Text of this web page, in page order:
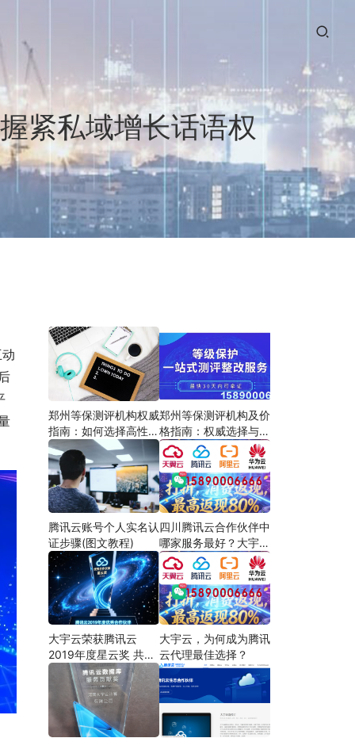
紧私域增长话语权
郑州等保测评机构权威
指南：如何选择高性价
比服务商
郑州等保测评机构及价
格指南：权威选择与费
用解析
腾讯云账号个人实名认
证步骤(图文教程)
四川腾讯云合作伙伴中
哪家服务最好？大宇云
以“懂产品、会定制、
能兜底”三大能力领跑
大宇云荣获腾讯云
2019年度星云奖 共筑
云生态新篇章
大宇云，为何成为腾讯
云代理最佳选择？